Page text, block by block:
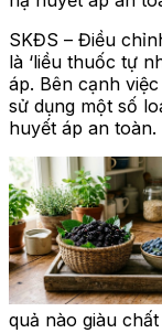
SKĐS – Điều
là ‘liều thuốc tự
áp. Bên cạnh
sử dụng một số
huyết áp an toàn.
quả nào giàu